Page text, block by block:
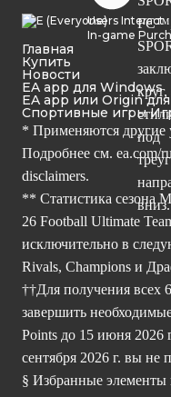
Users Interact
In-game
Главная
Купить
Новости
EA app для Windows
EA app или Origin
Спортивные игры
* Применяются другие
Подробнее см. ea.com/
disclaimers.
** Статистика сезона
26 Football Ultimate
исключительно в
Rivals, Champions и
††Для получения всех
завершить
Points до 15 июня 2026
сентября 2026 г. вы не
§ Избранные